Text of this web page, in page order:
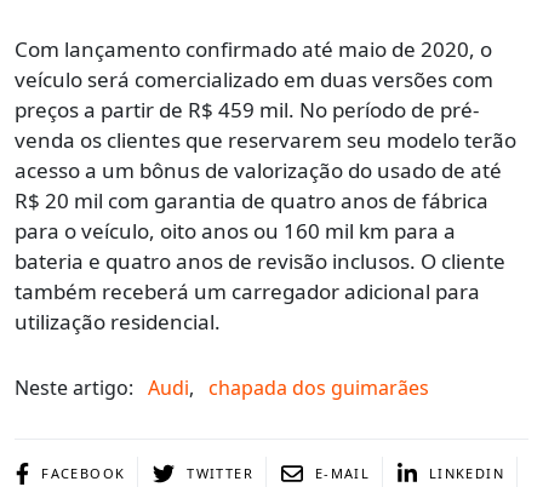
Com lançamento confirmado até maio de 2020, o
veículo será comercializado em duas versões com
preços a partir de R$ 459 mil. No período de pré-
venda os clientes que reservarem seu modelo terão
acesso a um bônus de valorização do usado de até
R$ 20 mil com garantia de quatro anos de fábrica
para o veículo, oito anos ou 160 mil km para a
bateria e quatro anos de revisão inclusos. O cliente
também receberá um carregador adicional para
utilização residencial.
Neste artigo: Audi, chapada dos guimarães
FACEBOOK TWITTER E-MAIL
LINKEDIN